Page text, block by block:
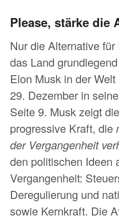
Please, stärke die
Nur die Alternative
das Land
Elon Musk in der
29. Dezember in
Seite 9. Musk zeigt
progressive Kraft, die
der Vergangenheit
den politischen Ideen
Vergangenheit:
Deregulierung und
sowie Kernkraft. Die